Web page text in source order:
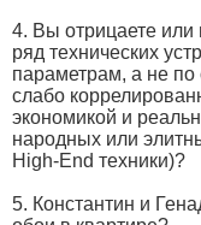
4. Вы отрицаете или
ряд технических
параметрам, а не
слабо
экономикой и
народных или
High-End техники)?
5. Константин и